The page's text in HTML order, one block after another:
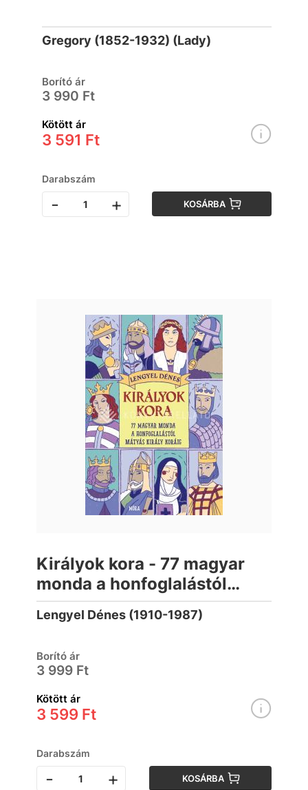
Gregory (1852-1932) (Lady)
Borító ár
3 990 Ft
Kötött ár
3 591 Ft
Darabszám
- + KOSÁRBA
Királyok kora - 77 magyar
monda a honfoglalástól
Mátyás király koráig
Lengyel Dénes (1910-1987)
Borító ár
3 999 Ft
Kötött ár
3 599 Ft
Darabszám
- + KOSÁRBA